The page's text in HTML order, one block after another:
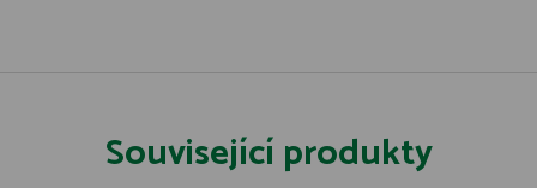
Související produkty